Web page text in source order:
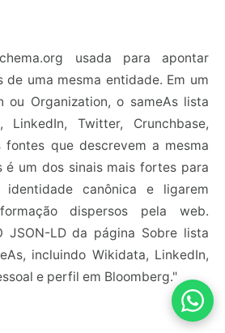
usada para apontar
de uma mesma entidade. Em um
ou Organization, o sameAs lista
LinkedIn, Twitter, Crunchbase,
fontes que descrevem a mesma
é um dos sinais mais fortes para
canônica e ligarem
dispersos pela web.
JSON-LD da página Sobre lista
incluindo Wikidata, LinkedIn,
e perfil em Bloomberg."